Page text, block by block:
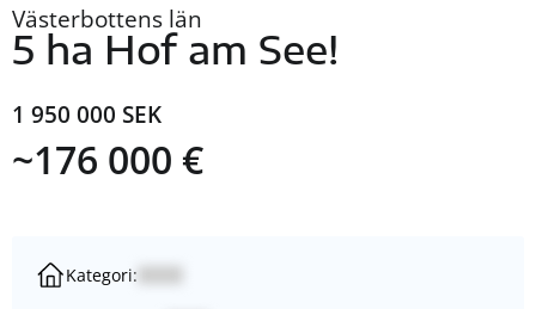
Västerbottens län
5 ha Hof am See!
1 950 000 SEK
~176 000 €
Kategori: